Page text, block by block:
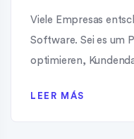
Viele Empresas
Software. Sei es um
optimieren,
LEER MÁS